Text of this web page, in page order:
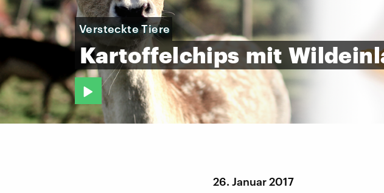
Versteckte Tiere
Kartoffelchips mit
26. Januar 2017